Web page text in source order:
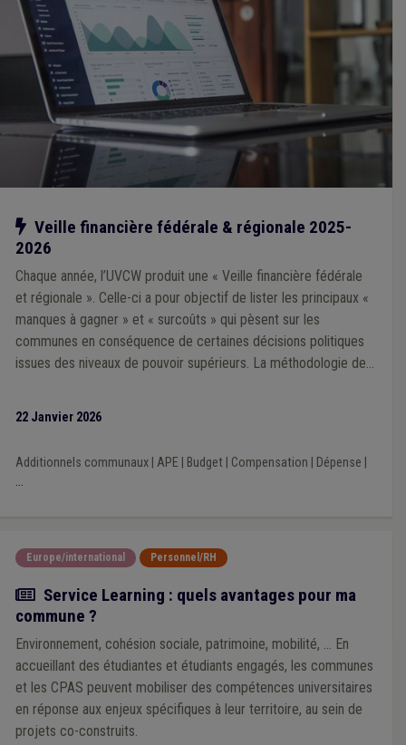
Notre action
Veille financière fédérale & régionale 2025-
2026
Chaque année, l’UVCW produit une « Veille financière fédérale
et régionale ». Celle-ci a pour objectif de lister les principaux «
manques à gagner » et « surcoûts » qui pèsent sur les
communes en conséquence de certaines décisions politiques
issues des niveaux de pouvoir supérieurs. La méthodologie de
22 Janvier 2026
Additionnels communaux| APE Budget| Compensation Dépense
...
Europe/international Personnel/RH
Actualité
Service Learning : quels avantages pour ma
commune ?
Environnement, cohésion sociale, patrimoine, mobilité, ... En
accueillant des étudiantes et étudiants engagés, les communes
et les CPAS peuvent mobiliser des compétences universitaires
en réponse aux enjeux spécifiques à leur territoire, au sein de
projets co-construits.